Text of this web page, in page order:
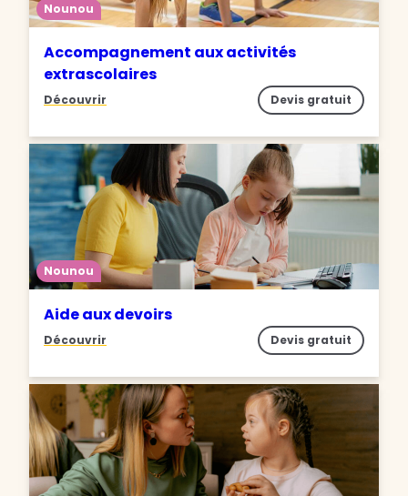
Nounou
Accompagnement aux activités
extrascolaires
Découvrir Devis gratuit
Nounou
Aide aux devoirs
Découvrir Devis gratuit